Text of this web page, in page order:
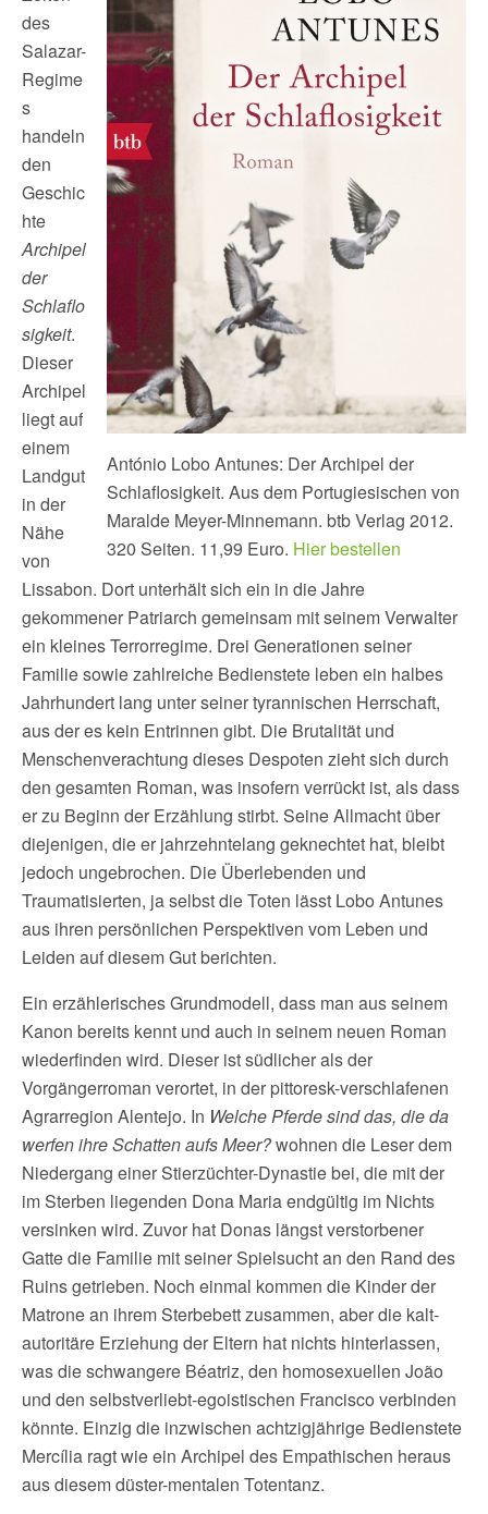
António Lobo Antunes: Der Archipel der
Schlaflosigkeit. Aus dem Portugiesischen von
Maralde Meyer-Minnemann. btb Verlag 2012.
320 Seiten. 11,99 Euro. Hier bestellen
des
Salazar-
Regime
s
handeln
den
Geschic
hte
Archipel
der
Schlaflo
sigkeit.
Dieser
Archipel
liegt auf
einem
Landgut
in der
Nähe
von
Lissabon. Dort unterhält sich ein in die Jahre
gekommener Patriarch gemeinsam mit seinem Verwalter
ein kleines Terrorregime. Drei Generationen seiner
Familie sowie zahlreiche Bedienstete leben ein halbes
Jahrhundert lang unter seiner tyrannischen Herrschaft,
aus der es kein Entrinnen gibt. Die Brutalität und
Menschenverachtung dieses Despoten zieht sich durch
den gesamten Roman, was insofern verrückt ist, als dass
er zu Beginn der Erzählung stirbt. Seine Allmacht über
diejenigen, die er jahrzehntelang geknechtet hat, bleibt
jedoch ungebrochen. Die Überlebenden und
Traumatisierten, ja selbst die Toten lässt Lobo Antunes
aus ihren persönlichen Perspektiven vom Leben und
Leiden auf diesem Gut berichten.
Ein erzählerisches Grundmodell, dass man aus seinem
Kanon bereits kennt und auch in seinem neuen Roman
wiederfinden wird. Dieser ist südlicher als der
Vorgängerroman verortet, in der pittoresk-verschlafenen
Agrarregion Alentejo. In Welche Pferde sind das, die da
werfen ihre Schatten aufs Meer?wohnen die Leser dem
Niedergang einer Stierzüchter-Dynastie bei, die mit der
im Sterben liegenden Dona Maria endgültig im Nichts
versinken wird. Zuvor hat Donas längst verstorbener
Gatte die Familie mit seiner Spielsucht an den Rand des
Ruins getrieben. Noch einmal kommen die Kinder der
Matrone an ihrem Sterbebett zusammen, aber die kalt-
autoritäre Erziehung der Eltern hat nichts hinterlassen,
was die schwangere Béatriz, den homosexuellen João
und den selbstverliebt-egoistischen Francisco verbinden
könnte. Einzig die inzwischen achtzigjährige Bedienstete
Mercília ragt wie ein Archipel des Empathischen heraus
aus diesem düster-mentalen Totentanz.